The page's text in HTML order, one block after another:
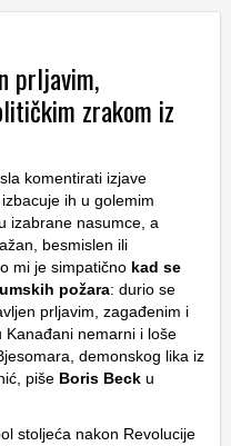
prljavim,
zrakom iz
komentirati izjave
ih u golemim
izabrane nasumce, a
besmislen ili
mi je simpatično kad se
požara: durio se
prljavim, zagađenim i
Kanađani nemarni i loše
demonskog lika iz
piše Boris Beck u
stoljeća nakon Revolucije